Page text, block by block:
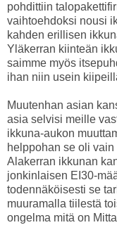
pohdittiin
vaihtoehdoksi nousi
kahden erillisen
Yläkerran kiinteän
saimme myös
ihan niin usein
Muutenhan asian
asia selvisi meille
ikkuna-aukon
helppohan se oli
Alakerran ikkunan
jonkinlaisen EI30-
todennäköisesti se
muuramalla tiilestä
ongelma mitä on